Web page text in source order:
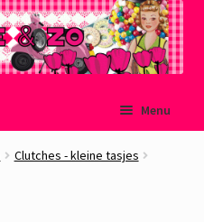
Menu
Clutches - kleine tasjes